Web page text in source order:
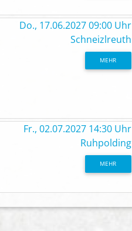
Do., 17.06.2027 09:00 Uhr
Schneizlreuth
MEHR
Fr., 02.07.2027 14:30 Uhr
Ruhpolding
MEHR